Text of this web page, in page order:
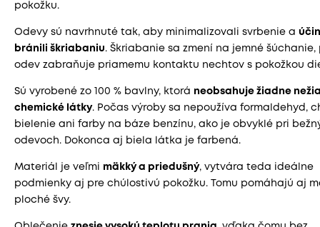
pokožku.
Odevy sú navrhnuté tak, aby minimalizovali svrbenie a
bránili škriabaniu. Škriabanie sa zmení na jemné šúchanie,
odev zabraňuje priamemu kontaktu nechtov s pokožkou
Sú vyrobené zo 100 % bavlny, ktorá neobsahuje žiadne
chemické látky. Počas výroby sa nepoužíva formaldehyd,
bielenie ani farby na báze benzínu, ako je obvyklé pri
odevoch. Dokonca aj biela látka je farbená.
Materiál je veľmi mäkký a priedušný, vytvára teda ideálne
podmienky aj pre chúlostivú pokožku. Tomu pomáhajú aj
ploché švy.